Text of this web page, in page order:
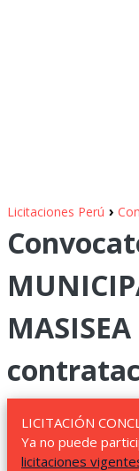
Licitaciones Perú ›
LICITACIÓN
Ya no puede
licitaciones